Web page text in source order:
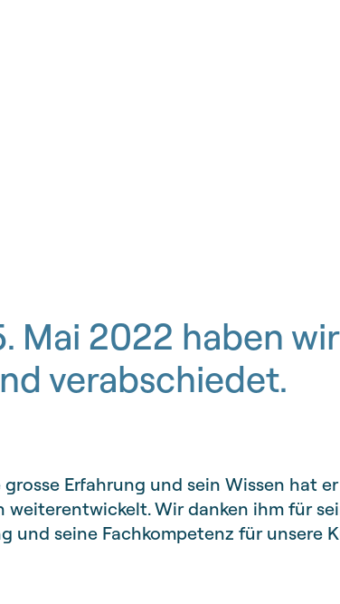
Mai 2022 haben
verabschiedet.
grosse Erfahrung und sein Wissen hat
weiterentwickelt. Wir danken ihm für
und seine Fachkompetenz für unsere